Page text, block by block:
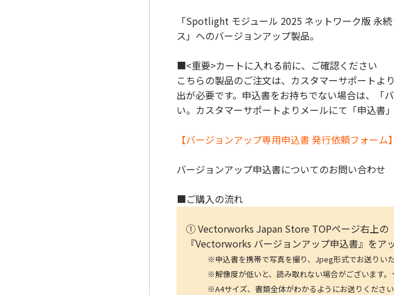
「Spotlight モジュール 2025 ネットワーク版 永
ス」へのバージョンアップ製品。
■<重要>カートに入れる前に、ご確認ください
こちらの製品のご注文は、カスタマーサポート
出が必要です。申込書をお持ちでない場合は、「
い。カスタマーサポートよりメールにて「申込書
【バージョンアップ専用申込書 発行依頼フォーム】
バージョンアップ申込書についてのお問い合わ
■ご購入の流れ
① Vectorworks Japan Store TOPページ右上の
『Vectorworks バージョンアップ申込書』をア
※申込書を携帯で写真を撮り、Jpeg形式でお送りいただ
※解像度が低いと、読み取れない場合がございます。デ
※A4サイズ、書類全体がわかるようにお送りください